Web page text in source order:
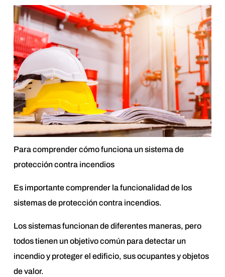
Para comprender cómo funciona un sistema de
protección contra incendios
Es importante comprender la funcionalidad de los
sistemas de protección contra incendios.
Los sistemas funcionan de diferentes maneras, pero
todos tienen un objetivo común para detectar un
incendio y proteger el edificio, sus ocupantes y objetos
de valor.